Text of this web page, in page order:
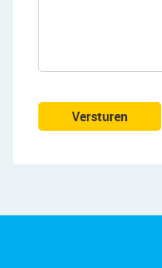
• Many amenities
• Public
Versturen